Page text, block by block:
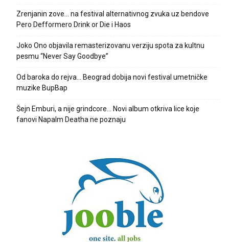
Zrenjanin zove… na festival alternativnog zvuka uz bendove
Pero Defformero Drink or Die i Haos
Joko Ono objavila remasterizovanu verziju spota za kultnu
pesmu “Never Say Goodbye”
Od baroka do rejva… Beograd dobija novi festival umetničke
muzike BupBap
Šejn Emburi, a nije grindcore… Novi album otkriva lice koje
fanovi Napalm Deatha ne poznaju